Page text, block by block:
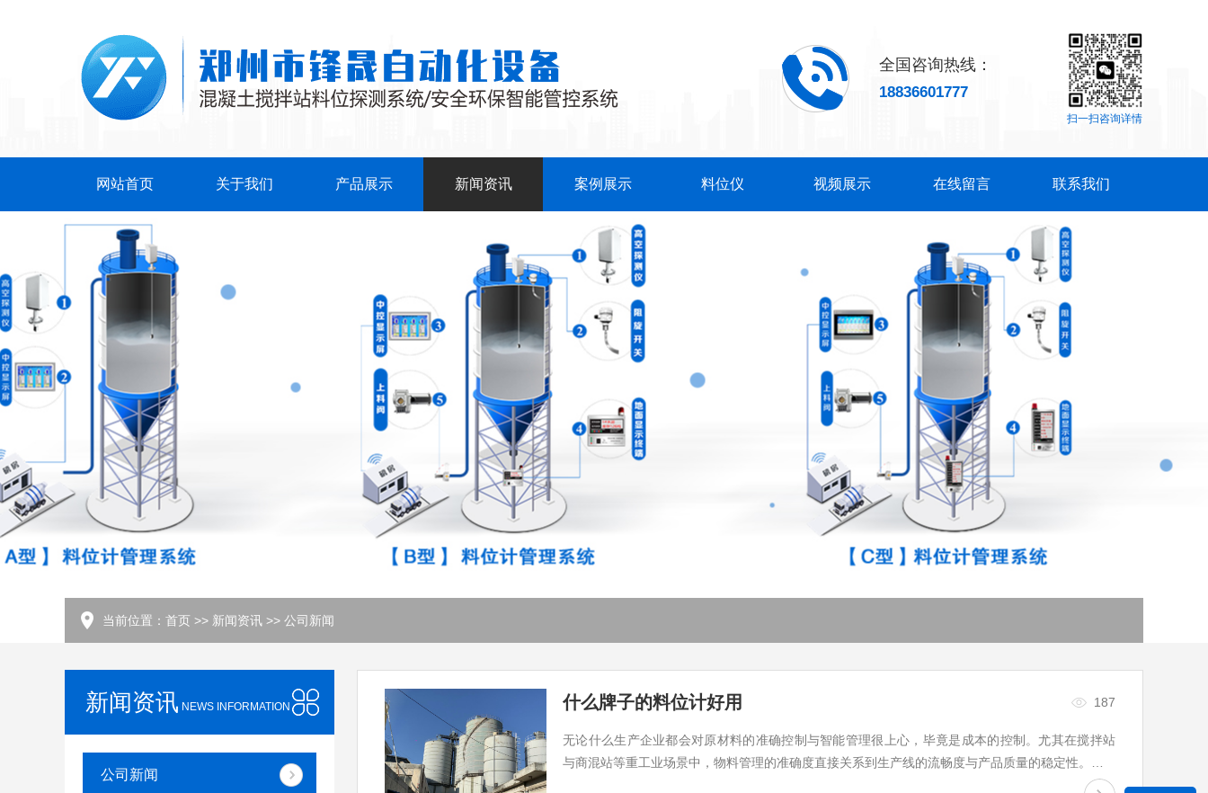
扫一扫咨询详情
全国咨询热线：
18836601777
网站首页 关于我们 产品展示 新闻资讯 案例展示 料位仪 视频展示 在线留言 联系我们
当前位置： 首页 >> 新闻资讯 >> 公司新闻
新闻资讯 NEWS INFORMATION
公司新闻
什么牌子的料位计好用 187
无论什么生产企业都会对原材料的准确控制与智能管理很上心，毕竟是成本的控制。尤其在搅拌站
与商混站等重工业场景中，物料管理的准确度直接关系到生产线的流畅度与产品质量的稳定性。…